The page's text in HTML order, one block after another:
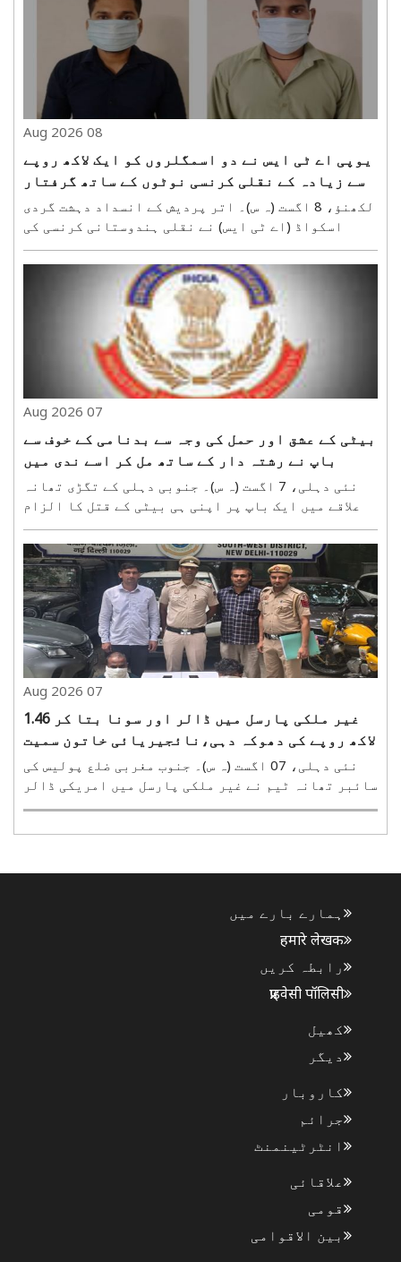
08 Aug 2026
یوپی اے ٹی ایس نے دو اسمگلروں کو ایک لاکھ روپے
سے زیادہ کے نقلی کرنسی نوٹوں کے ساتھ گرفتار
کیا
لکھنؤ، 8 اگست (ہ س)۔ اتر پردیش کے انسداد دہشت گردی
اسکواڈ (اے ٹی ایس) نے نقلی ہندوستانی کرنسی کی
اسمگلنگ کرنےو الے دو اسمگلروں کو گرفتار کیا ہے۔
ان سے پانچ -پانچ سو روپے کے 201 نقلی نوٹ برآمد
07 Aug 2026
بیٹی کے عشق اور حمل کی وجہ سے بدنامی کے خوف سے
باپ نے رشتہ دار کے ساتھ مل کر اسے ندی میں
ڈبوکر مار ڈالا
نئی دہلی، 7 اگست (ہ س)۔ جنوبی دہلی کے تگڑی تھانہ
علاقے میں ایک باپ پر اپنی ہی بیٹی کے قتل کا الزام
عائد ہوا ہے۔ پولیس کی تحقیقات میں انکشاف ہوا ہے
کہ شادی سے قبل بیٹی کے حمل کا انکشاف ہونے پر باپ
کو سماجی بدنامی کا خدشہ تھا۔ اس لیے وہ ایک رشتہ
دار..
07 Aug 2026
غیر ملکی پارسل میں ڈالر اور سونا بتا کر 1.46
لاکھ روپے کی دھوکہ دہی،نائجیریائی خاتون سمیت
چار گرفتار
نئی دہلی، 07 اگست (ہ س)۔ جنوب مغربی ضلع پولیس کی
سائبر تھانہ ٹیم نے غیر ملکی پارسل میں امریکی ڈالر
اور سونا ہونے کا بہانہ کرکے سائبر فراڈ میں ملوث
ہمارے بارے میں
हमारे लेखक
رابطہ کریں
प्राइवेसी पॉलिसी
کھیل
دیگر
کاروبار
جرائم
انٹرٹینمنٹ
علاقائی
قومی
بین الاقوامی